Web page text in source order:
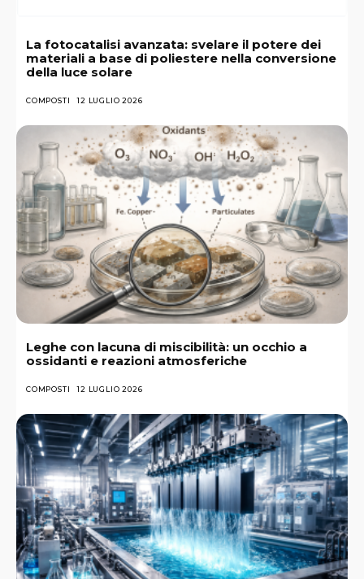
La fotocatalisi avanzata: svelare il potere dei
materiali a base di poliestere nella conversione
della luce solare
COMPOSTI 12 LUGLIO 2026
Leghe con lacuna di miscibilità: un occhio a
ossidanti e reazioni atmosferiche
COMPOSTI 12 LUGLIO 2026